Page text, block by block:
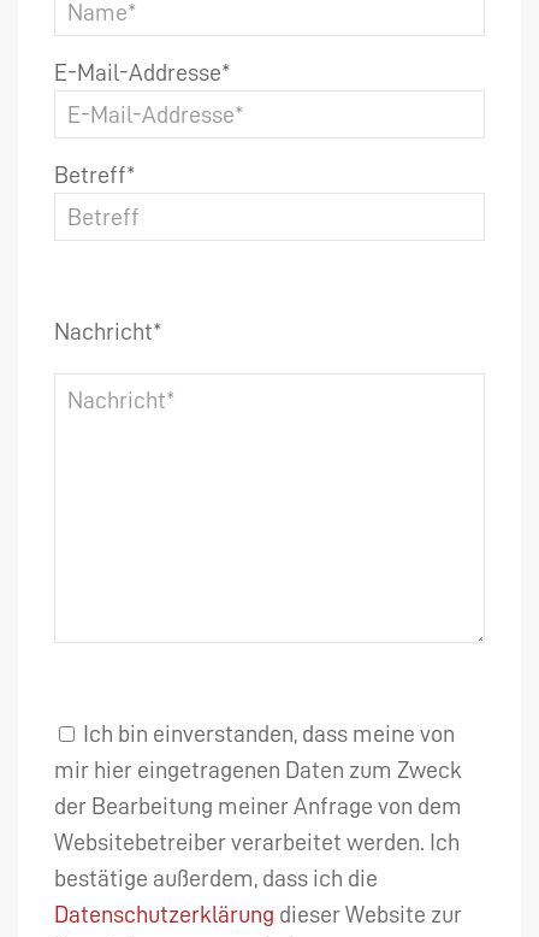
E-Mail-Addresse*
Betreff*
Nachricht*
Ich bin einverstanden, dass meine von
mir hier eingetragenen Daten zum Zweck
der Bearbeitung meiner Anfrage von dem
Websitebetreiber verarbeitet werden. Ich
bestätige außerdem, dass ich die
Datenschutzerklärung dieser Website zur